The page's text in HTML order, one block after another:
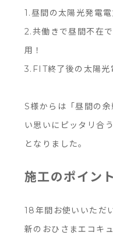
1.昼間の太陽光発電
2.共働きで昼間不在
用！
3.FIT終了後の太陽光
S様からは「昼間の
い思いにピッタリ合
となりました。
施工のポイント
18年間お使いいただ
新のおひさまエコキ